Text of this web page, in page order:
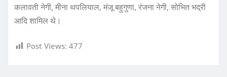
कलावती नेगी, मीना थपलियाल, मंजू बहुगुणा, रंजना नेगी, सोभित भद्री
आदि शामिल थे।
Post Views: 477